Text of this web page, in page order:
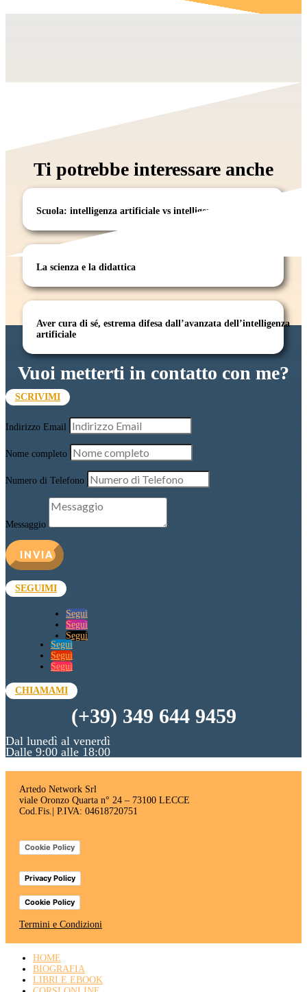
Ti potrebbe interessare anche
Scuola: intelligenza artificiale vs intelligenza emotiva
La scienza e la didattica
Aver cura di sé, estrema difesa dall’avanzata dell’intelligenza
artificiale
Vuoi metterti in contatto con me?
SCRIVIMI
Indirizzo Email
Nome completo
Numero di Telefono
Messaggio
INVIA
SEGUIMI
Segui
Segui
Segui
Segui
Segui
Segui
CHIAMAMI
(+39) 349 644 9459
Dal lunedì al venerdì
Dalle 9:00 alle 18:00
Artedo Network Srl
viale Oronzo Quarta n° 24 – 73100 LECCE
Cod.Fis.| P.IVA: 04618720751
Cookie Policy
Privacy Policy
Cookie Policy
Termini e Condizioni
HOME
BIOGRAFIA
LIBRI E EBOOK